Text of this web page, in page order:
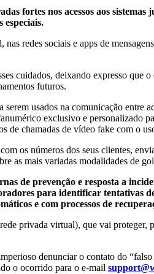
fortes nos acessos aos
especiais.
redes sociais e apps de
cuidados, deixando expresso
futuros.
usados na comunicação
exclusivo e personalizado
de chamadas de vídeo fake com o
os números dos seus clientes,
as mais variadas modalidades de
de prevenção e resposta a
para identificar tentativas
e com processos de
privada virtual), que vai
denunciar o contato do
o ocorrido para o e-mail